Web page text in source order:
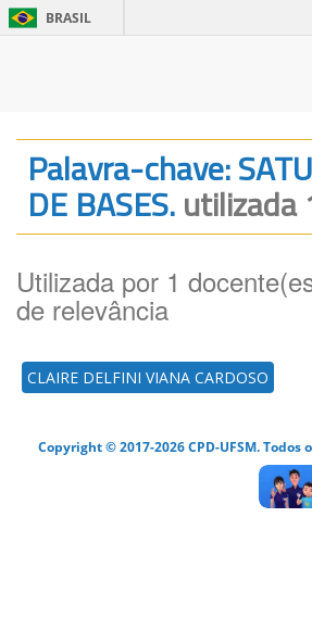
BRASIL
Palavra-chave:
DE BASES.utilizada
Utilizada por 1
de relevância
CLAIRE DELFINI VIANA CARDOSO
Copyright © 2017-2026 CPD-UFSM. Todos